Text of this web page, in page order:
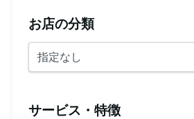
お店の分類
サービス・特徴